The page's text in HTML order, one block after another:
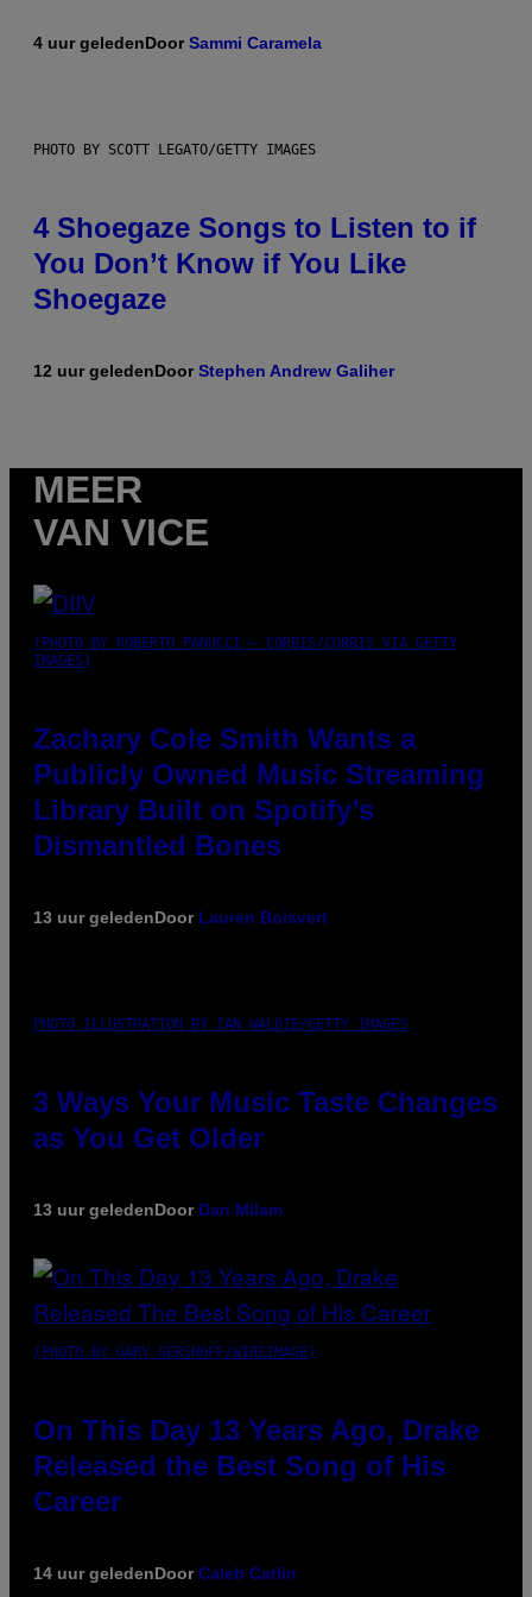
4 uur geledenDoorSammi Caramela
PHOTO BY SCOTT LEGATO/GETTY IMAGES
4 Shoegaze Songs to Listen to if
You Don’t Know if You Like
Shoegaze
12 uur geledenDoorStephen Andrew Galiher
MEER
VAN VICE
(PHOTO BY ROBERTO PANUCCI – CORBIS/CORBIS VIA GETTY
IMAGES)
Zachary Cole Smith Wants a
Publicly Owned Music Streaming
Library Built on Spotify’s
Dismantled Bones
13 uur geledenDoor Lauren Boisvert
PHOTO ILLUSTRATION BY IAN WALDIE/GETTY IMAGES
3 Ways Your Music Taste Changes
as You Get Older
13 uur geledenDoor Dan Milam
(PHOTO BY GARY GERSHOFF/WIREIMAGE)
On This Day 13 Years Ago, Drake
Released the Best Song of His
Career
14 uur geledenDoorCaleb Catlin